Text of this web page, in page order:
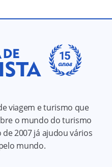
viagem e turismo que
o mundo do turismo
2007 já ajudou vários
mundo.